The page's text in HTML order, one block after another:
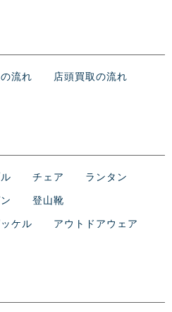
流れ 店頭買取の流れ
チェア ランタン
登山靴
ケル アウトドアウェア